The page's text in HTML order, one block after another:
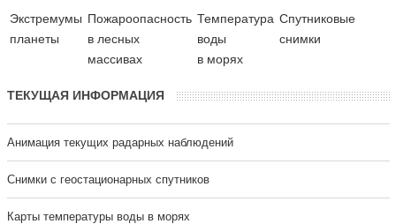
Экстремумы
планеты
Пожароопасность
в лесных
массивах
Температура
воды
в морях
Cпутниковые
снимки
ТЕКУЩАЯ ИНФОРМАЦИЯ
Анимация текущих радарных наблюдений
Cнимки с геостационарных спутников
Карты температуры воды в морях